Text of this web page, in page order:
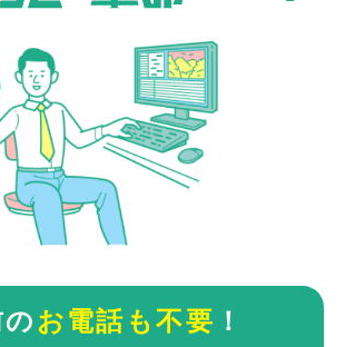
お電話も不要 ！